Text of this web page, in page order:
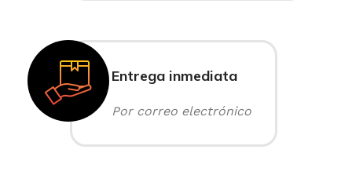
Entrega inmediata
Por correo electrónico